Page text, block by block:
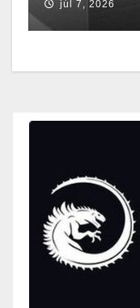
júl 7, 2026